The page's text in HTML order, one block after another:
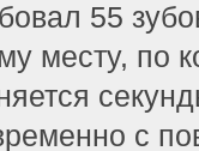
55
месту, по
с